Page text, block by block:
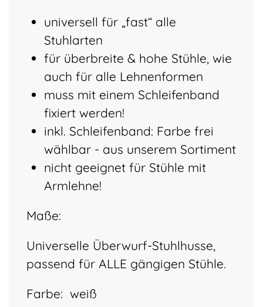
universell für „fast“ alle
Stuhlarten
für überbreite & hohe Stühle, wie
auch für alle Lehnenformen
muss mit einem Schleifenband
fixiert werden!
inkl. Schleifenband: Farbe frei
wählbar - aus unserem Sortiment
nicht geeignet für Stühle mit
Armlehne!
Maße:
Universelle Überwurf-Stuhlhusse,
passend für ALLE gängigen Stühle.
Farbe: weiß